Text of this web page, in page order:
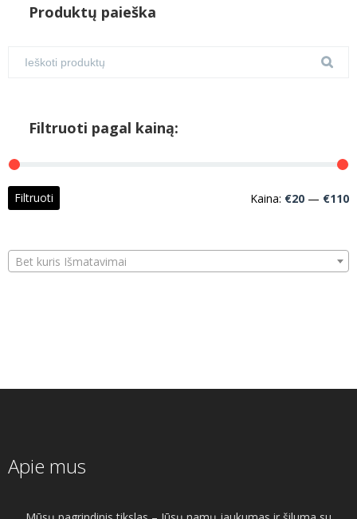
Produktų paieška
Filtruoti pagal kainą:
Filtruoti Kaina: €20 — €110
Bet kuris Išmatavimai
Apie mus